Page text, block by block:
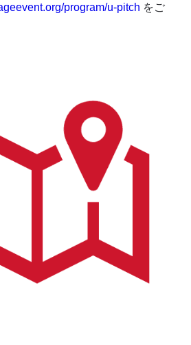
program/u-pitch をご